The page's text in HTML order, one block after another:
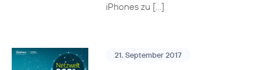
iPhones zu […]
21. September 2017